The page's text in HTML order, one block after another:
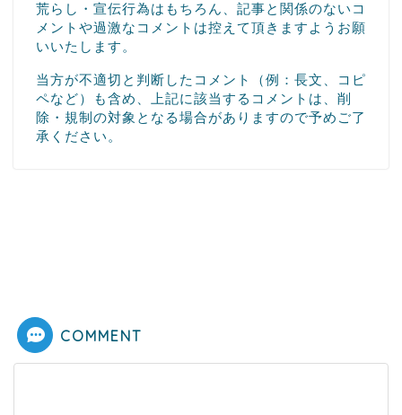
荒らし・宣伝行為はもちろん、記事と関係のないコ
メントや過激なコメントは控えて頂きますようお願
いいたします。
当方が不適切と判断したコメント（例：長文、コピ
ペなど）も含め、上記に該当するコメントは、削
除・規制の対象となる場合がありますので予めご了
承ください。
COMMENT